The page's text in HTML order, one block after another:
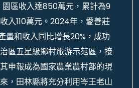
區收入達850萬元，累計為9
入110萬元。2024年，愛善莊
量和收入同比增長20%，成功
區五星級鄉村旅游示范區，接
申報成為國家農業農村部的現
，田林縣將充分利用岑王老山